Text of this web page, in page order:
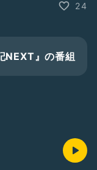
24
NEXT』の番組